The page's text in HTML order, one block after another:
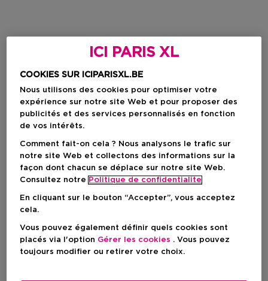
ICI PARIS XL
COOKIES SUR ICIPARISXL.BE
Nous utilisons des cookies pour optimiser votre
expérience sur notre site Web et pour proposer des
publicités et des services personnalisés en fonction
de vos intérêts.
Comment fait-on cela ? Nous analysons le trafic sur
notre site Web et collectons des informations sur la
façon dont chacun se déplace sur notre site Web.
Consultez notre Politique de confidentialite
En cliquant sur le bouton “Accepter”, vous acceptez
cela.
Vous pouvez également définir quels cookies sont
placés via l'option Gérer les cookies . Vous pouvez
toujours modifier ou retirer votre choix.